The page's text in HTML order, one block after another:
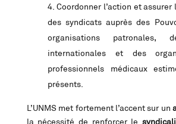
Coordonner l’action et assurer
des syndicats auprès des
organisations patronales,
internationales et des
professionnels médicaux
présents.
L’UNMS met fortement l’accent sur un
la nécessité de renforcer le